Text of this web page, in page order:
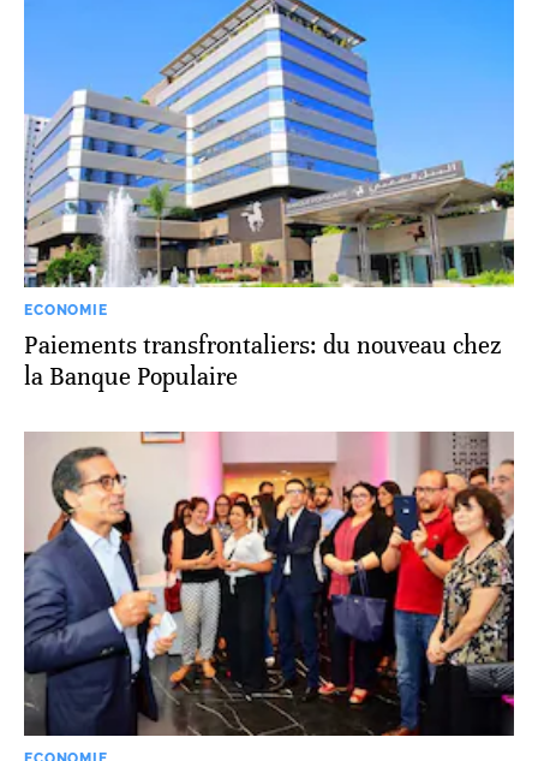
ECONOMIE
Paiements transfrontaliers: du nouveau chez
la Banque Populaire